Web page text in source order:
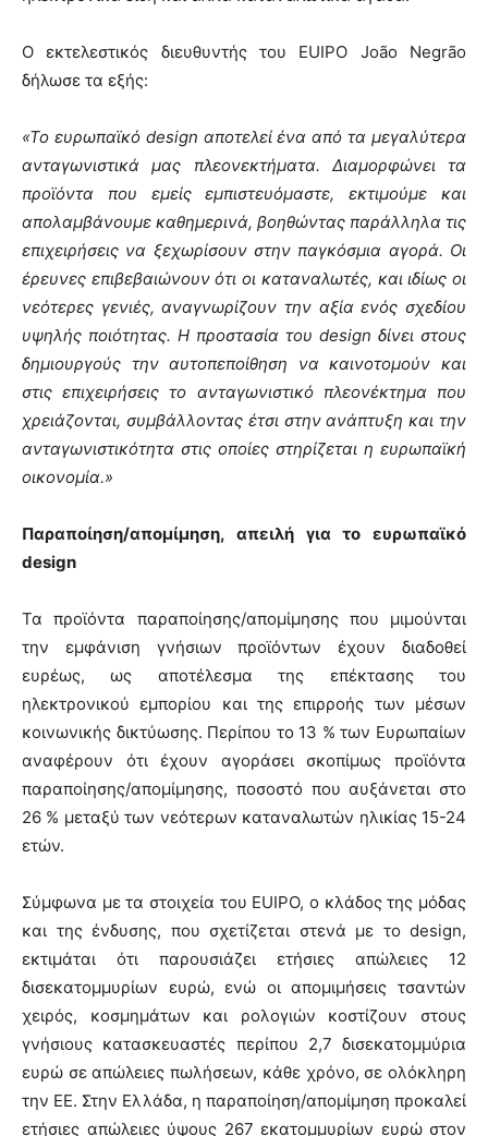
Ο εκτελεστικός διευθυντής του EUIPO João Negrão
δήλωσε τα εξής:
«Το ευρωπαϊκό design αποτελεί ένα από τα μεγαλύτερα
ανταγωνιστικά μας πλεονεκτήματα. Διαμορφώνει τα
προϊόντα που εμείς εμπιστευόμαστε, εκτιμούμε και
απολαμβάνουμε καθημερινά, βοηθώντας παράλληλα τις
επιχειρήσεις να ξεχωρίσουν στην παγκόσμια αγορά. Οι
έρευνες επιβεβαιώνουν ότι οι καταναλωτές, και ιδίως οι
νεότερες γενιές, αναγνωρίζουν την αξία ενός σχεδίου
υψηλής ποιότητας. Η προστασία του design δίνει στους
δημιουργούς την αυτοπεποίθηση να καινοτομούν και
στις επιχειρήσεις το ανταγωνιστικό πλεονέκτημα που
χρειάζονται, συμβάλλοντας έτσι στην ανάπτυξη και την
ανταγωνιστικότητα στις οποίες στηρίζεται η ευρωπαϊκή
οικονομία.»
Παραποίηση/απομίμηση, απειλή για το ευρωπαϊκό
design
Τα προϊόντα παραποίησης/απομίμησης που μιμούνται
την εμφάνιση γνήσιων προϊόντων έχουν διαδοθεί
ευρέως, ως αποτέλεσμα της επέκτασης του
ηλεκτρονικού εμπορίου και της επιρροής των μέσων
κοινωνικής δικτύωσης. Περίπου το 13 % των Ευρωπαίων
αναφέρουν ότι έχουν αγοράσει σκοπίμως προϊόντα
παραποίησης/απομίμησης, ποσοστό που αυξάνεται στο
26 % μεταξύ των νεότερων καταναλωτών ηλικίας 15-24
ετών.
Σύμφωνα με τα στοιχεία του EUIPO, ο κλάδος της μόδας
και της ένδυσης, που σχετίζεται στενά με το design,
εκτιμάται ότι παρουσιάζει ετήσιες απώλειες 12
δισεκατομμυρίων ευρώ, ενώ οι απομιμήσεις τσαντών
χειρός, κοσμημάτων και ρολογιών κοστίζουν στους
γνήσιους κατασκευαστές περίπου 2,7 δισεκατομμύρια
ευρώ σε απώλειες πωλήσεων, κάθε χρόνο, σε ολόκληρη
την ΕΕ. Στην Ελλάδα, η παραποίηση/απομίμηση προκαλεί
ετήσιες απώλειες ύψους 267 εκατομμυρίων ευρώ στον